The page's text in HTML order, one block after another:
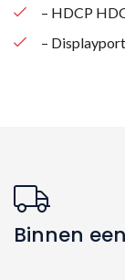
– HDCP
– Displayport
Binnen